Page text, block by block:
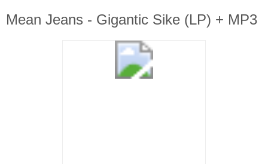
Mean Jeans - Gigantic Sike (LP) + MP3